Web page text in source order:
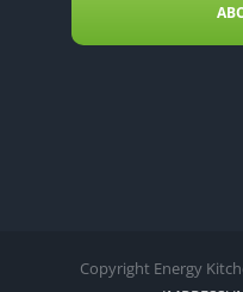
Copyright Energy